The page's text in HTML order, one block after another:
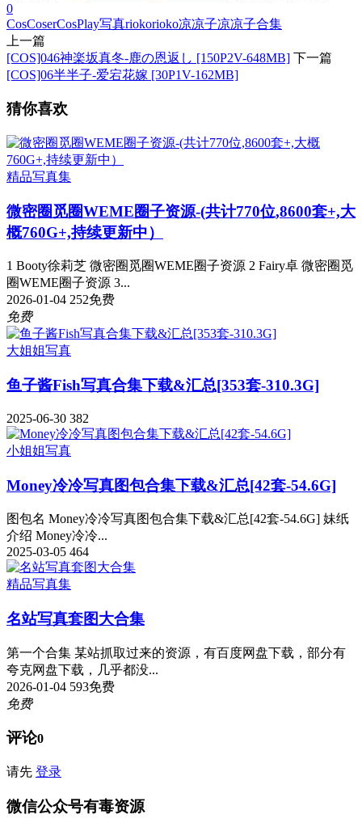
0
CosCoserCosPlay写真riokorioko凉凉子凉凉子合集
上一篇
[COS]046神楽坂真冬-鹿の恩返し [150P2V-648MB] 下一篇
[COS]06半半子-爱宕花嫁 [30P1V-162MB]
猜你喜欢
精品写真集
微密圈觅圈WEME圈子资源-(共计770位,8600套+,大
概760G+,持续更新中）
1 Booty徐莉芝 微密圈觅圈WEME圈子资源 2 Fairy卓 微密圈觅
圈WEME圈子资源 3...
2026-01-04 252免费
免费
大姐姐写真
鱼子酱Fish写真合集下载&汇总[353套-310.3G]
2025-06-30 382
小姐姐写真
Money冷冷写真图包合集下载&汇总[42套-54.6G]
图包名 Money冷冷写真图包合集下载&汇总[42套-54.6G] 妹纸
介绍 Money冷冷...
2025-03-05 464
精品写真集
名站写真套图大合集
第一个合集 某站抓取过来的资源，有百度网盘下载，部分有
夸克网盘下载，几乎都没...
2026-01-04 593免费
免费
评论0
请先 登录
微信公众号有毒资源